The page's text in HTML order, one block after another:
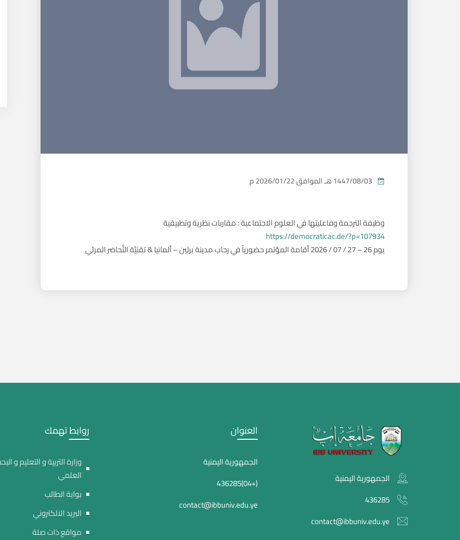
الموافق2026/01/22 م
وظيفة الترجمة وفاعليتها في العلوم الاجتماعية : مقاربات نظرية وتطبيقية
https://democraticac.de/?p=107934
يوم 26 – 27 / 07 / 2026 أقامة المؤتمر حضورياً في رحاب مدينة برلين – ألمانيا & تقنيَّة التَّحاضر المرئي
الجمهورية اليمنية
436285
contact@ibbuniv.edu.ye
العنوان
الجمهورية اليمنية
(+04)436285
contact@ibbuniv.edu.ye
روابط تهمك
وزارة التربية و التعليم و
العلمي
بوابة الطالب
البريد الالكتروني
مواقع ذات صلة